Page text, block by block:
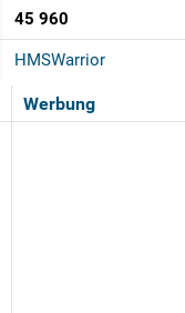
45 960
HMSWarrior
Werbung